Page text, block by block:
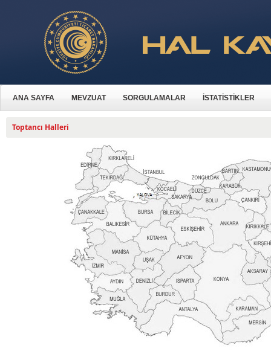
ANA SAYFA MEVZUAT SORGULAMALAR İSTATİSTİKLER
Toptancı Halleri